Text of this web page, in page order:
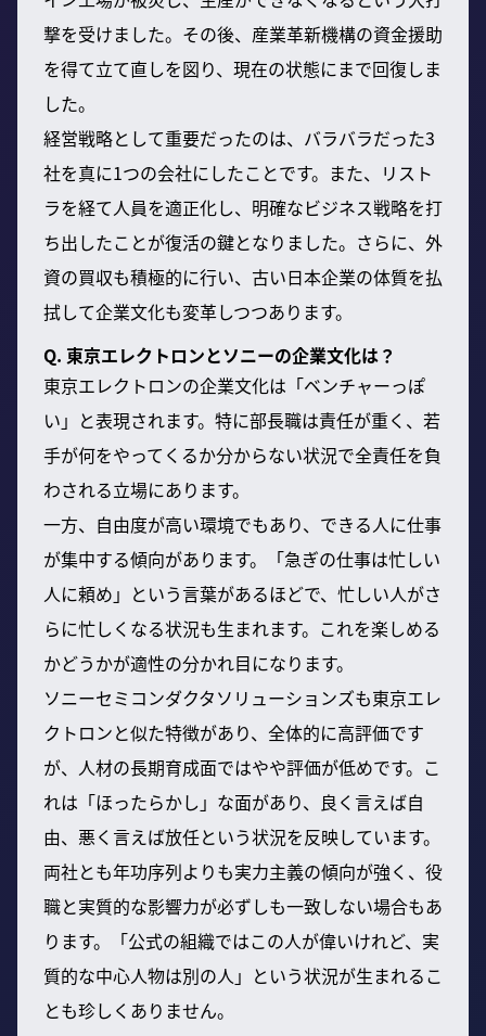
撃を受けました。その後、産業革新機構の資金援助
を得て立て直しを図り、現在の状態にまで回復しま
した。
経営戦略として重要だったのは、バラバラだった3
社を真に1つの会社にしたことです。また、リスト
ラを経て人員を適正化し、明確なビジネス戦略を打
ち出したことが復活の鍵となりました。さらに、外
資の買収も積極的に行い、古い日本企業の体質を払
拭して企業文化も変革しつつあります。
Q. 東京エレクトロンとソニーの企業文化は？
東京エレクトロンの企業文化は「ベンチャーっぽ
い」と表現されます。特に部長職は責任が重く、若
手が何をやってくるか分からない状況で全責任を負
わされる立場にあります。
一方、自由度が高い環境でもあり、できる人に仕事
が集中する傾向があります。「急ぎの仕事は忙しい
人に頼め」という言葉があるほどで、忙しい人がさ
らに忙しくなる状況も生まれます。これを楽しめる
かどうかが適性の分かれ目になります。
ソニーセミコンダクタソリューションズも東京エレ
クトロンと似た特徴があり、全体的に高評価です
が、人材の長期育成面ではやや評価が低めです。こ
れは「ほったらかし」な面があり、良く言えば自
由、悪く言えば放任という状況を反映しています。
両社とも年功序列よりも実力主義の傾向が強く、役
職と実質的な影響力が必ずしも一致しない場合もあ
ります。「公式の組織ではこの人が偉いけれど、実
質的な中心人物は別の人」という状況が生まれるこ
とも珍しくありません。